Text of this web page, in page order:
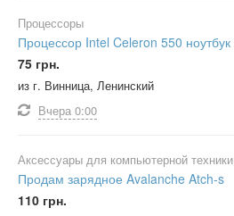
Процессоры
Процессор Intel Celeron 550 ноутбук
75 грн.
из г. Винница, Ленинский
Вчера 0:00
Аксессуары для компьютерной техники
Продам зарядное Avalanche Atch-s
110 грн.